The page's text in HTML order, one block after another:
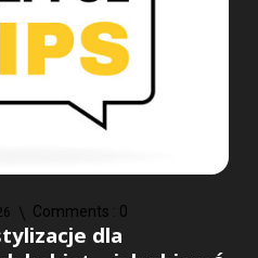
Comments : 0
dla